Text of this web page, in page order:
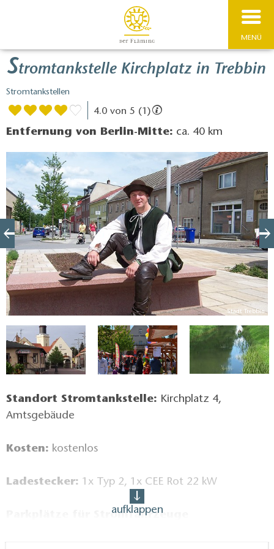
MENÜ
Stromtankstelle Kirchplatz in Trebbin
Stromtankstellen
4.0 von 5 (1)
Entfernung von Berlin-Mitte: ca. 40 km
Stadt Trebbin
Standort Stromtankstelle: Kirchplatz 4,
Amtsgebäude
Kosten: kostenlos
Ladestecker: 1x Typ 2, 1x CEE Rot 22 kW
Parkplätze für Stromfahrzeuge
aufklappen